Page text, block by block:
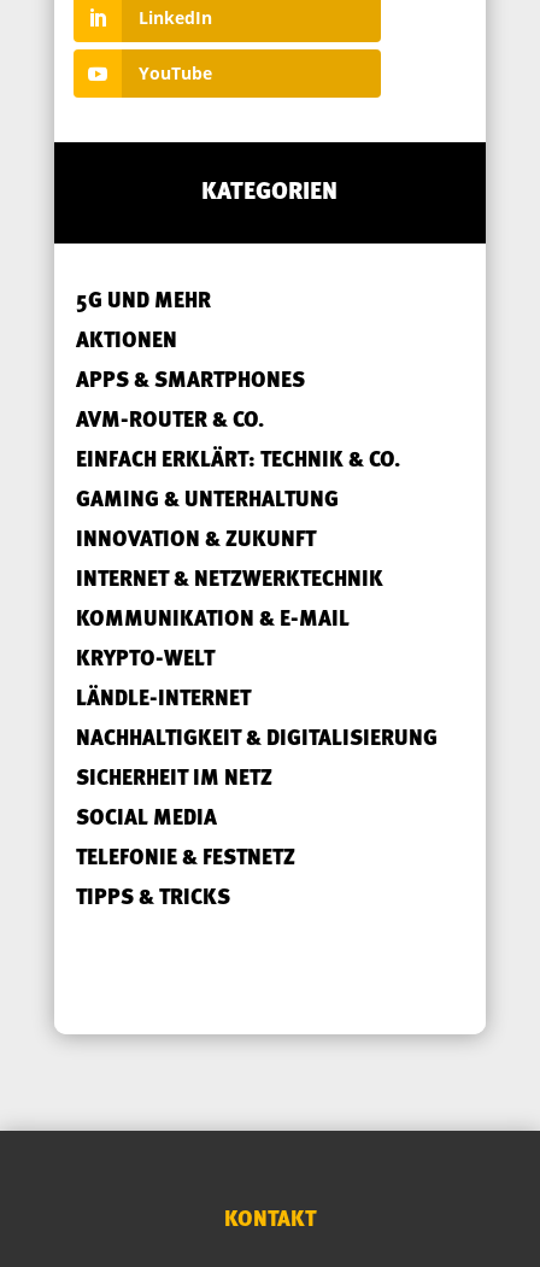
LinkedIn
YouTube
KATEGORIEN
5G UND MEHR
AKTIONEN
APPS & SMARTPHONES
AVM-ROUTER & CO.
EINFACH ERKLÄRT: TECHNIK & CO.
GAMING & UNTERHALTUNG
INNOVATION & ZUKUNFT
INTERNET & NETZWERKTECHNIK
KOMMUNIKATION & E-MAIL
KRYPTO-WELT
LÄNDLE-INTERNET
NACHHALTIGKEIT & DIGITALISIERUNG
SICHERHEIT IM NETZ
SOCIAL MEDIA
TELEFONIE & FESTNETZ
TIPPS & TRICKS
KONTAKT